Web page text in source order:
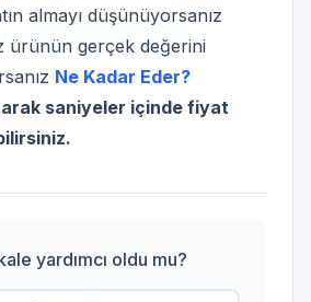
almayı düşünüyorsanız
ürünün gerçek değerini
Ne Kadar Eder?
saniyeler içinde fiyat
yardımcı oldu mu?